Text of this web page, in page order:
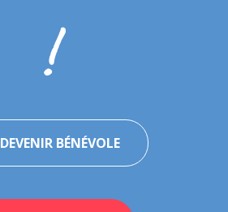
!
DEVENIR BÉNÉVOLE